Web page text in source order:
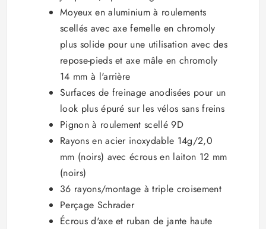
Moyeux en aluminium à roulements
scellés avec axe femelle en chromoly
plus solide pour une utilisation avec des
repose-pieds et axe mâle en chromoly
14 mm à l'arrière
Surfaces de freinage anodisées pour un
look plus épuré sur les vélos sans freins
Pignon à roulement scellé 9D
Rayons en acier inoxydable 14g/2,0
mm (noirs) avec écrous en laiton 12 mm
(noirs)
36 rayons/montage à triple croisement
Perçage Schrader
Écrous d'axe et ruban de jante haute